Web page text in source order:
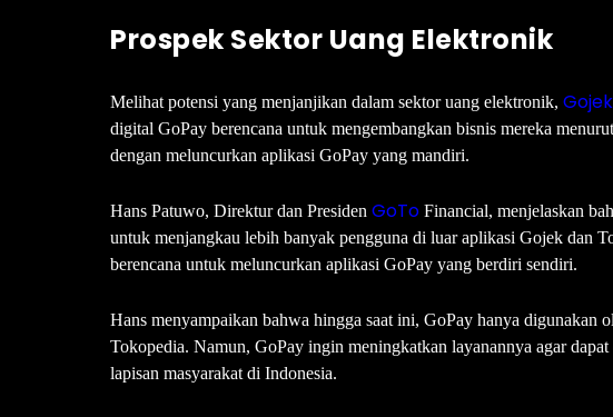
Prospek Sektor Uang Elektronik
Melihat potensi yang menjanjikan dalam sektor uang elektronik,
digital GoPay berencana untuk mengembangkan bisnis mereka
dengan meluncurkan aplikasi GoPay yang mandiri.
Hans Patuwo, Direktur dan Presiden GoTo Financial, menjelaskan
untuk menjangkau lebih banyak pengguna di luar aplikasi Gojek dan
berencana untuk meluncurkan aplikasi GoPay yang berdiri sendiri.
Hans menyampaikan bahwa hingga saat ini, GoPay hanya digunakan
Tokopedia. Namun, GoPay ingin meningkatkan layanannya agar
lapisan masyarakat di Indonesia.